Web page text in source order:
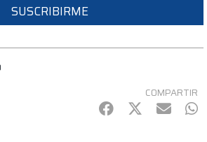
SUSCRIBIRME
COMPARTIR
Facebook
Twitter
mail